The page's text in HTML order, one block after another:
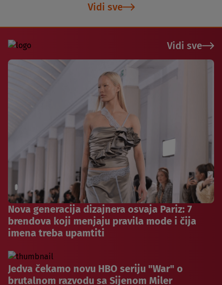
Vidi sve
Vidi sve
Nova generacija dizajnera osvaja Pariz: 7
brendova koji menjaju pravila mode i čija
imena treba upamtiti
Jedva čekamo novu HBO seriju "War" o
brutalnom razvodu sa Sijenom Miler